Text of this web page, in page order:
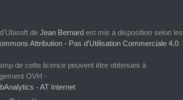
de Jean Bernard est mis à disposition selon les
Attribution - Pas d’Utilisation Commerciale 4.0
de cette licence peuvent être obtenues à
OVH -